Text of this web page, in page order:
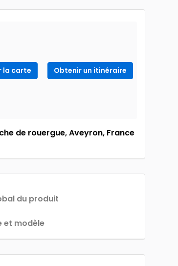
la carte Obtenir un itinéraire
de rouergue, Aveyron, France
du produit
et modèle